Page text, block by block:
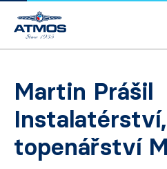
Martin Prášil
Instalatérství,
topenářství